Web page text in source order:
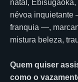
natal,
névoa inquietante
franquia —,
mistura beleza,
Quem quiser
como o